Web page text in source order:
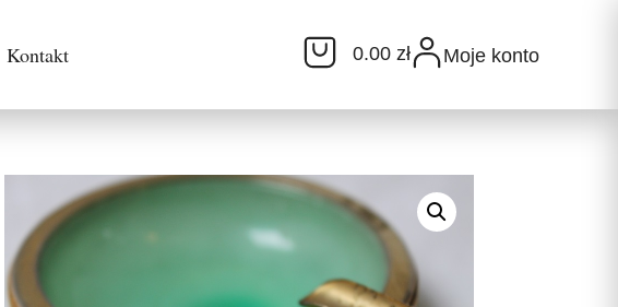
Kontakt 0.00 zł Moje konto